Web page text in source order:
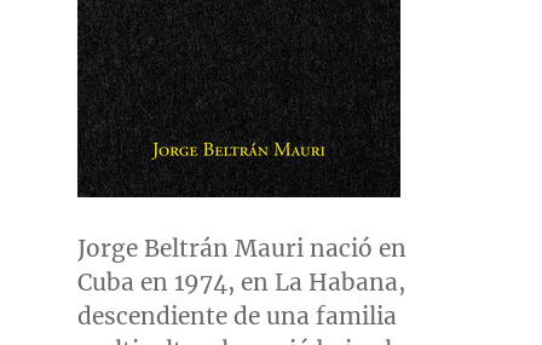
Jorge Beltrán Mauri nació en
Cuba en 1974, en La Habana,
descendiente de una familia